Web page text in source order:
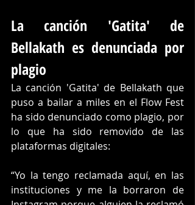
La canción 'Gatita' de
Bellakath es denunciada por
plagio
La canción 'Gatita' de Bellakath que
puso a bailar a miles en el Flow Fest
ha sido denunciado como plagio, por
lo que ha sido removido de las
plataformas digitales:
“Yo la tengo reclamada aquí, en las
instituciones y me la borraron de